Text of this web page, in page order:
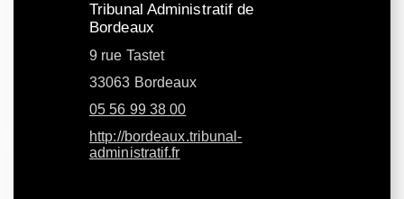
Tribunal Administratif de
Bordeaux
9 rue Tastet
33063 Bordeaux
05 56 99 38 00
http://bordeaux.tribunal-
administratif.fr